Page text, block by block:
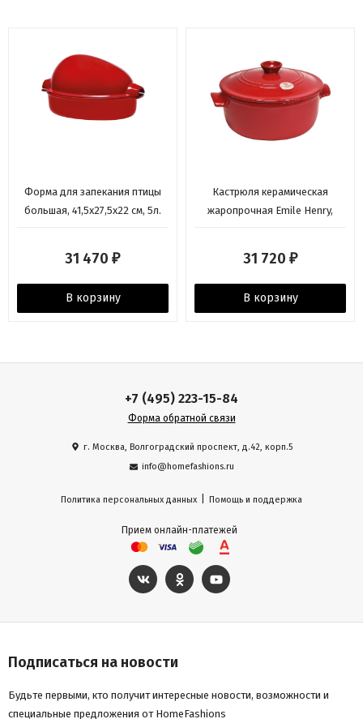
Форма для запекания птицы
большая, 41,5х27,5x22 см, 5л.
31 470 ₽
В корзину
Кастрюля керамическая
жаропрочная Emile Henry,
31 720 ₽
В корзину
+7 (495) 223-15-84
Форма обратной связи
г. Москва, Волгоградский проспект, д.42, корп.5
info@homefashions.ru
Политика персональных данных Помощь и поддержка
Прием онлайн-платежей
Подписаться на новости
Будьте первыми, кто получит интересные новости, возможности и
специальные предложения от HomeFashions